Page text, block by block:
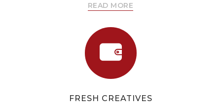
READ MORE
FRESH CREATIVES